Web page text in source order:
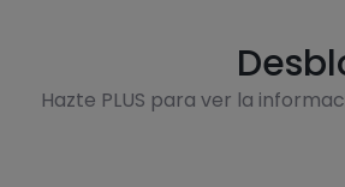
Hazte PLUS para ver la